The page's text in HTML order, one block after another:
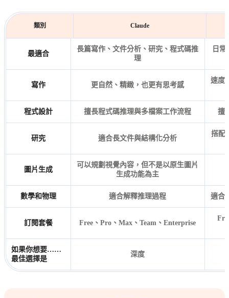
類別 Claude
最適合
長篇寫作、文件分析、研究、程式碼推
理
日
寫作 更自然、精緻，也更有思考感
速度
程式設計 擅長程式碼推理與多檔案工作流程 擅
研究 適合長文件與結構化分析
搭配
圖片生成
可以規劃視覺內容，但不是以原生圖片
生成功能為主
數學和物理 適合解釋推理過程 適合
訂閱套餐 Free、Pro、Max、Team、Enterprise
如果你想要……
最佳選擇是
深度